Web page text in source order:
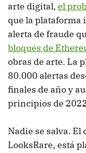
arte digital, el
que la plataforma
alerta de fraude
bloques de
obras de arte. La
80.000 alertas
finales de año y
principios de
Nadie se salva. El
LooksRare, está